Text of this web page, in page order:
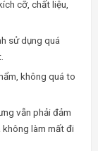
cỡ, chất liệu,
sử dụng quá
không quá to
vẫn phải đảm
làm mất đi